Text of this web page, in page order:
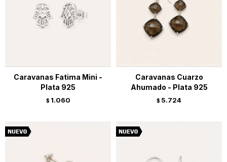
Caravanas Fatima Mini -
Plata 925
$ 1.060
Caravanas Cuarzo
Ahumado - Plata 925
$ 5.724